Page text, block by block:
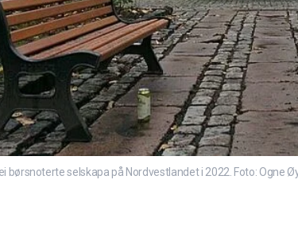
børsnoterte selskapa på Nordvestlandet i 2022. Foto: Ogne